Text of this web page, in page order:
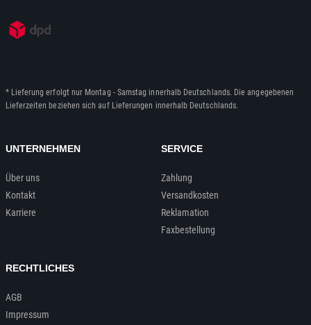
* Lieferung erfolgt nur Montag - Samstag innerhalb Deutschlands. Die angegebenen
Lieferzeiten beziehen sich auf Lieferungen innerhalb Deutschlands.
UNTERNEHMEN
Über uns
Kontakt
Karriere
SERVICE
Zahlung
Versandkosten
Reklamation
Faxbestellung
RECHTLICHES
AGB
Impressum